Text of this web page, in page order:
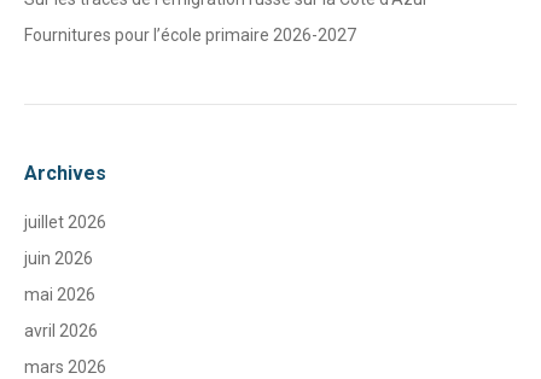
Fournitures pour l’école primaire 2026-2027
Archives
juillet 2026
juin 2026
mai 2026
avril 2026
mars 2026